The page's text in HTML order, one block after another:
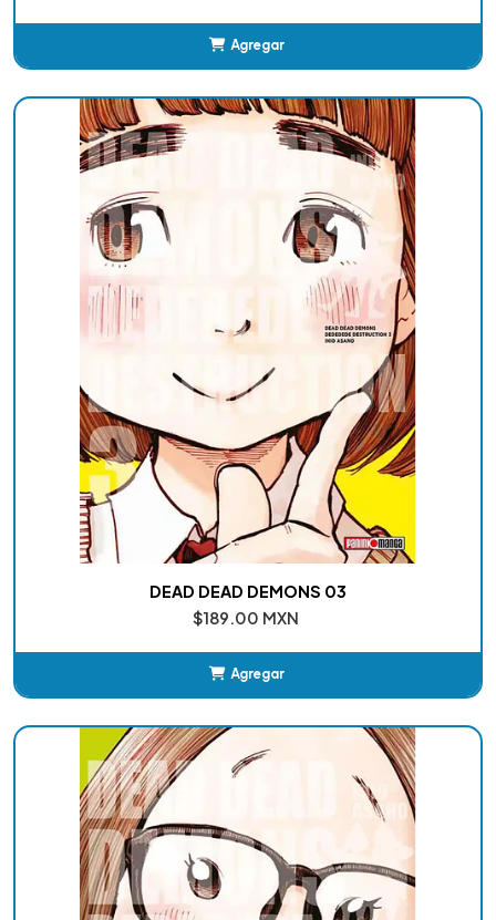
Agregar
DEAD DEAD DEMONS 03
$189.00 MXN
Agregar